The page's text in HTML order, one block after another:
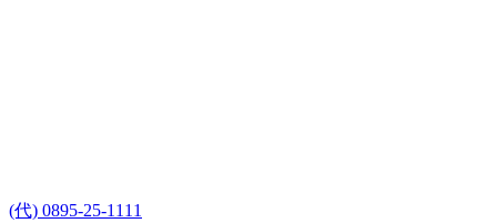
(代) 0895-25-1111